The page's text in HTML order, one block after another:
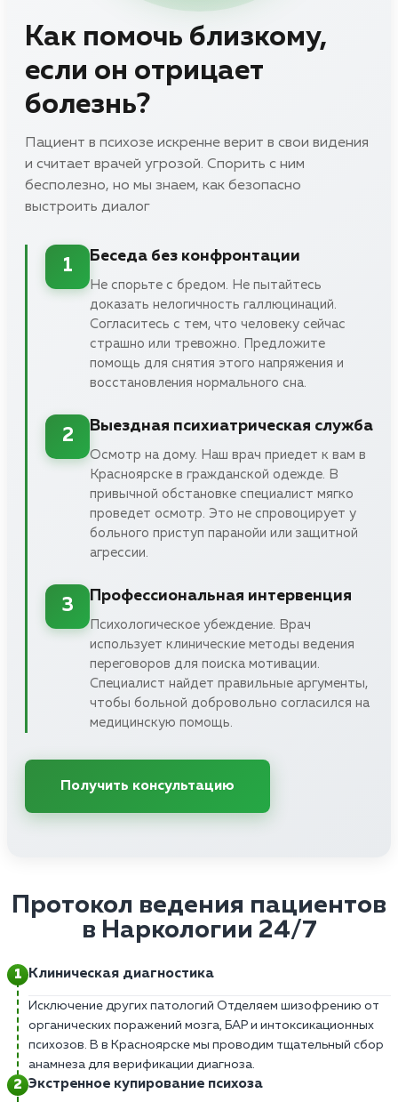
Как помочь близкому,
если он отрицает
болезнь?
Пациент в психозе искренне верит в свои видения
и считает врачей угрозой. Спорить с ним
бесполезно, но мы знаем, как безопасно
выстроить диалог
1
Беседа без конфронтации
Не спорьте с бредом. Не пытайтесь
доказать нелогичность галлюцинаций.
Согласитесь с тем, что человеку сейчас
страшно или тревожно. Предложите
помощь для снятия этого напряжения и
восстановления нормального сна.
2
Выездная психиатрическая служба
Осмотр на дому. Наш врач приедет к вам в
Красноярске в гражданской одежде. В
привычной обстановке специалист мягко
проведет осмотр. Это не спровоцирует у
больного приступ паранойи или защитной
агрессии.
3
Профессиональная интервенция
Психологическое убеждение. Врач
использует клинические методы ведения
переговоров для поиска мотивации.
Специалист найдет правильные аргументы,
чтобы больной добровольно согласился на
медицинскую помощь.
Получить консультацию
Протокол ведения пациентов
в Наркологии 24/7
Клиническая диагностика
Исключение других патологий Отделяем шизофрению от
органических поражений мозга, БАР и интоксикационных
психозов. В в Красноярске мы проводим тщательный сбор
анамнеза для верификации диагноза.
Экстренное купирование психоза